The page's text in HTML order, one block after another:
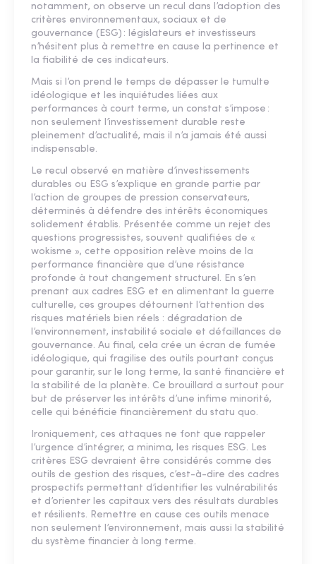
notamment, on observe un recul dans l’adoption des
critères environnementaux, sociaux et de
gouvernance (ESG) : législateurs et investisseurs
n’hésitent plus à remettre en cause la pertinence et
la fiabilité de ces indicateurs.
Mais si l’on prend le temps de dépasser le tumulte
idéologique et les inquiétudes liées aux
performances à court terme, un constat s’impose :
non seulement l’investissement durable reste
pleinement d’actualité, mais il n’a jamais été aussi
indispensable.
Le recul observé en matière d’investissements
durables ou ESG s’explique en grande partie par
l’action de groupes de pression conservateurs,
déterminés à défendre des intérêts économiques
solidement établis. Présentée comme un rejet des
questions progressistes, souvent qualifiées de «
wokisme », cette opposition relève moins de la
performance financière que d’une résistance
profonde à tout changement structurel. En s’en
prenant aux cadres ESG et en alimentant la guerre
culturelle, ces groupes détournent l’attention des
risques matériels bien réels : dégradation de
l’environnement, instabilité sociale et défaillances de
gouvernance. Au final, cela crée un écran de fumée
idéologique, qui fragilise des outils pourtant conçus
pour garantir, sur le long terme, la santé financière et
la stabilité de la planète. Ce brouillard a surtout pour
but de préserver les intérêts d’une infime minorité,
celle qui bénéficie financièrement du statu quo.
Ironiquement, ces attaques ne font que rappeler
l’urgence d’intégrer, a minima, les risques ESG. Les
critères ESG devraient être considérés comme des
outils de gestion des risques, c’est-à-dire des cadres
prospectifs permettant d’identifier les vulnérabilités
et d’orienter les capitaux vers des résultats durables
et résilients. Remettre en cause ces outils menace
non seulement l’environnement, mais aussi la stabilité
du système financier à long terme.